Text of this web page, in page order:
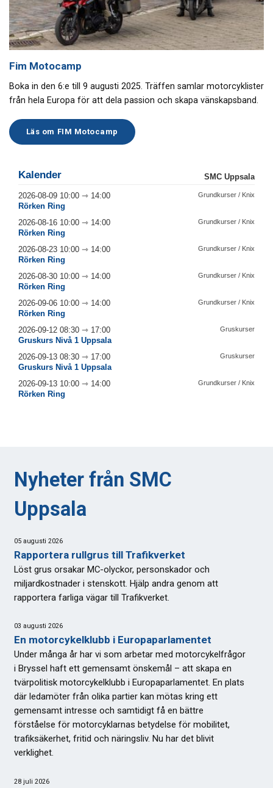
Fim Motocamp
Boka in den 6:e till 9 augusti 2025. Träffen samlar motorcyklister
från hela Europa för att dela passion och skapa vänskapsband.
Läs om FIM Motocamp
Nyheter från SMC
Uppsala
05 augusti 2026
Rapportera rullgrus till Trafikverket
Löst grus orsakar MC-olyckor, personskador och
miljardkostnader i stenskott. Hjälp andra genom att
rapportera farliga vägar till Trafikverket.
03 augusti 2026
En motorcykelklubb i Europaparlamentet
Under många år har vi som arbetar med motorcykelfrågor
i Bryssel haft ett gemensamt önskemål – att skapa en
tvärpolitisk motorcykelklubb i Europaparlamentet. En plats
där ledamöter från olika partier kan mötas kring ett
gemensamt intresse och samtidigt få en bättre
förståelse för motorcyklarnas betydelse för mobilitet,
trafiksäkerhet, fritid och näringsliv. Nu har det blivit
verklighet.
28 juli 2026